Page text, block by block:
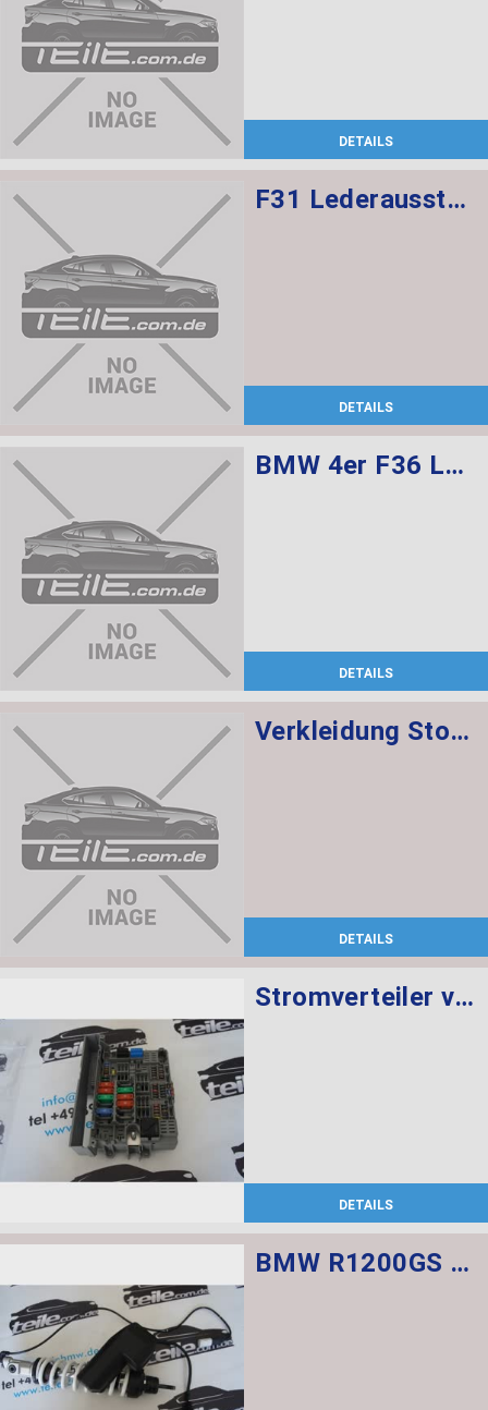
DETAILS
F31 Lederausstattung, Sportsitze mit Sitzheizung vorne,
DETAILS
BMW 4er F36 Lederausstattung Sportsitze für Fahrer und Beifahrer, Sitzverstellung elektr. m. Memory sowie Sitzheizung vorne
DETAILS
Verkleidung Stossfänger grundiert vorn BASIS
DETAILS
Stromverteiler vorne
DETAILS
BMW R1200GS Federbein vorn ESA